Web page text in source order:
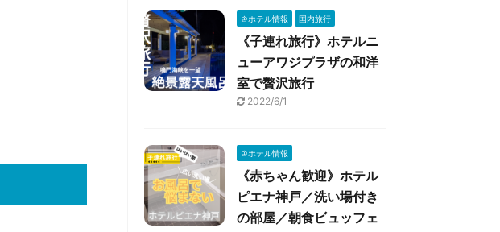
♔ホテル情報 国内旅行
《子連れ旅行》ホテルニ
ューアワジプラザの和洋
室で贅沢旅行
2022/6/1
♔ホテル情報
《赤ちゃん歓迎》ホテル
ピエナ神戸／洗い場付き
の部屋／朝食ビュッフェ